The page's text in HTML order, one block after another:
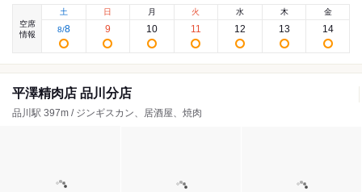
空席
情報
土
8/8
日
9
月
10
火
11
水
12
木
13
金
14
平澤精肉店 品川分店
品川駅 397m / ジンギスカン、居酒屋、焼肉